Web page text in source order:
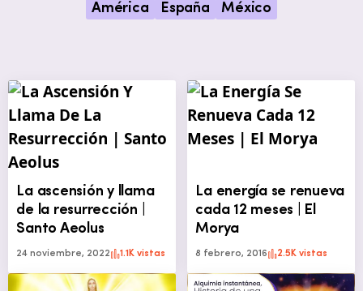
América España México
La ascensión y llama
de la resurrección |
Santo Aeolus
24 noviembre, 2022 1.1K vistas
La energía se renueva
cada 12 meses | El
Morya
8 febrero, 2016 2.5K vistas